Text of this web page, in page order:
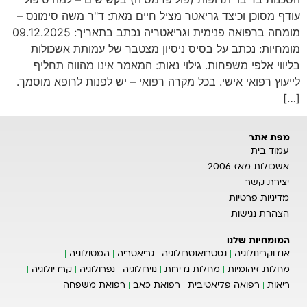
עודף מסוכן וכיצד גריאטר מציל חיים מאת: ד"ר משה סימונס –
מומחה ברפואה פנימית וגריאטריה נכתב בתאריך: 09.12.2025
מומחיות: נכתב על בסיס ניסיון מצטבר של עמותת אשכולות
בליווי אלפי משפחות. גילוי נאות: המאמר אינו מהווה תחליף
לייעוץ רפואי אישי. בכל מקרה רפואי – יש לפנות לרופא מוסמך.
[…]
מפת אתר
עמוד בית
אשכולות מאז 2006
יצירת קשר
מדיניות פרטיות
הצהרת נגישות
המומחיות שלנו
אנדוקרינולוגיה
גסטרואנטרולוגיה גריאטריה
המטולוגיה
מחלות זיהומיות
מחלות נדירות נוירולוגיה נפרולוגיה
קרדיולוגיה
ריאות
רפואה פליאטיבית רפואת כאב רפואת משפחה